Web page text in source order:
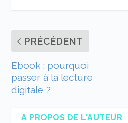
PRÉCÉDENT
Ebook : pourquoi
passer à la lecture
digitale ?
A PROPOS DE L'AUTEUR